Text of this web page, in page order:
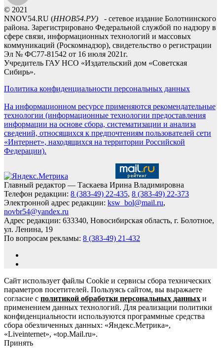
© 2021
NNOV54.RU (ННОВ54.РУ) - сетевое издание Болотнинского
района. Зарегистрировано Федеральной службой по надзору в
сфере связи, информационных технологий и массовых
коммуникаций (Роскомнадзор), свидетельство о регистрации
Эл № ФС77-81542 от 16 июля 2021г.
Учредитель ГАУ НСО «Издательский дом «Советская
Сибирь».
Политика конфиденциальности персональных данных
На информационном ресурсе применяются рекомендательные
технологии (информационные технологии предоставления
информации на основе сбора, систематизации и анализа
сведений, относящихся к предпочтениям пользователей сети
«Интернет», находящихся на территории Российской
Федерации).
Главный редактор — Таскаева Ирина Владимировна
Телефон редакции: 8 (383-49) 22-435, 8 (383-49) 22-373
Электронной адрес редакции: ksw_bol@mail.ru,
novbr54@yandex.ru
Адрес редакции: 633340, Новосибирская область, г. Болотное,
ул. Ленина, 19
По вопросам рекламы: 8 (383-49) 21-432
Сайт использует файлы Cookie и сервисы сбора технических
параметров посетителей. Пользуясь сайтом, вы выражаете
согласие с политикой обработки персональных данных и
применением данных технологий. Для реализации политики
конфиденциальности используются программные средства
сбора обезличенных данных: «Яндекс.Метрика»,
«Liveinternet», «top.Mail.ru».
Принять